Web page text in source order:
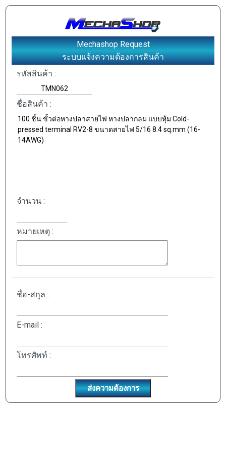
Mechashop Request
ระบบแจ้งความต้องการสินค้า
รหัสสินค้า :
ชื่อสินค้า :
จำนวน :
หมายเหตุ :
ชื่อ-สกุล :
E-mail :
โทรศัพท์ :